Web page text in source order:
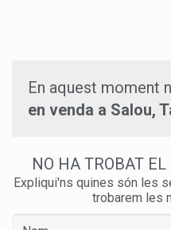
En aquest moment
en venda a Salou,
NO HA TROBAT
Expliqui'ns quines són les
trobarem les